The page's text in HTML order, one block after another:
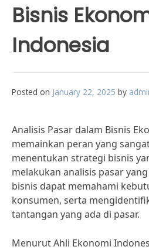
Bisnis
Indonesia
Posted on January 22, 2025 by
Analisis Pasar dalam Bisnis
memainkan peran yang
menentukan strategi bisnis
melakukan analisis pasar
bisnis dapat memahami
konsumen, serta
tantangan yang ada di pasar.
Menurut Ahli Ekonomi